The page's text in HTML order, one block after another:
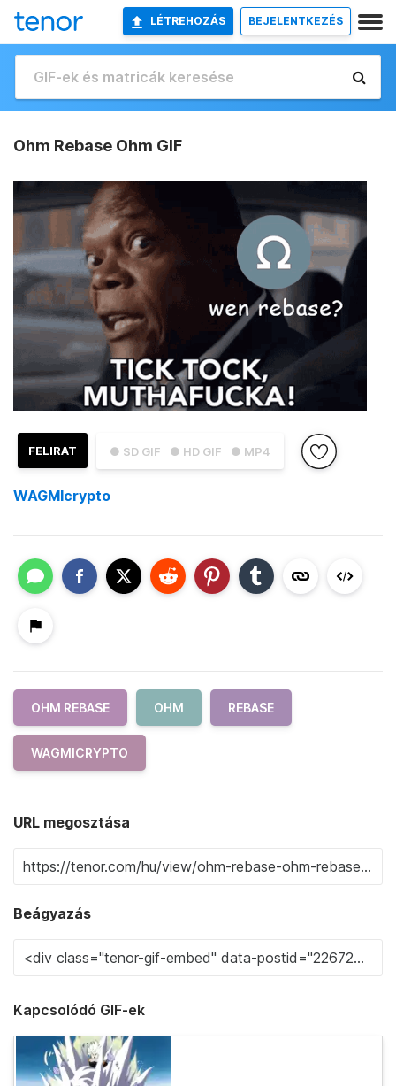
LÉTREHOZÁS BEJELENTKEZÉS
Ohm Rebase Ohm GIF
● SD GIF ● HD GIF ● MP4
FELIRAT
WAGMIcrypto
OHM REBASE OHM REBASE
WAGMICRYPTO
URL megosztása
Beágyazás
Kapcsolódó GIF-ek